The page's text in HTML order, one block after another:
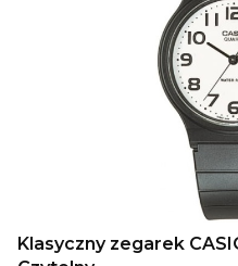
Klasyczny zegarek